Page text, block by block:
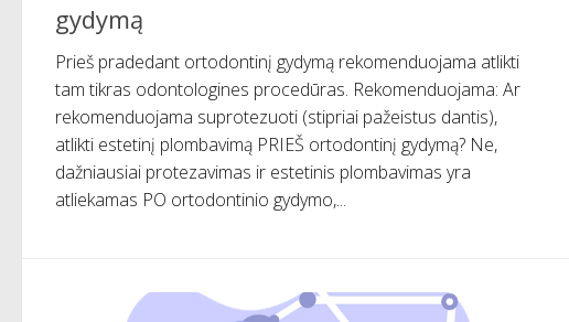
gydymą
Prieš pradedant ortodontinį gydymą rekomenduojama atlikti
tam tikras odontologines procedūras. Rekomenduojama: Ar
rekomenduojama suprotezuoti (stipriai pažeistus dantis),
atlikti estetinį plombavimą PRIEŠ ortodontinį gydymą? Ne,
dažniausiai protezavimas ir estetinis plombavimas yra
atliekamas PO ortodontinio gydymo,...